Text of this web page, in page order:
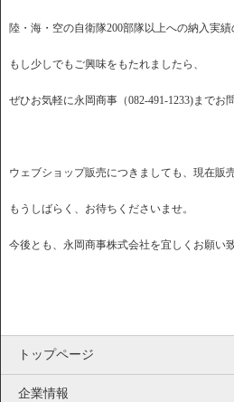
陸・海・空の自衛隊200部隊以上への納入実
もし少しでもご興味をもたれましたら、
ぜひお気軽に永岡商事（082-491-1233)までお
ウェブショップ販売につきましても、現在販
もうしばらく、お待ちくださいませ。
今後とも、永岡商事株式会社を宜しくお願い
トップページ
企業情報